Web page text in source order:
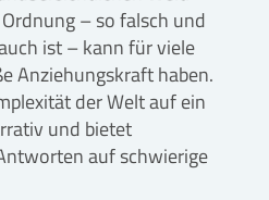
– so falsch und
ist – kann für viele
Anziehungskraft haben.
der Welt auf ein
und bietet
auf schwierige